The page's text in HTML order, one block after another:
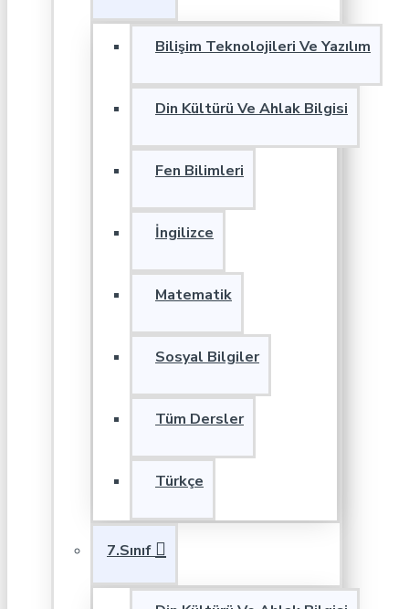
Bilişim Teknolojileri Ve Yazılım
Din Kültürü Ve Ahlak Bilgisi
Fen Bilimleri
İngilizce
Matematik
Sosyal Bilgiler
Tüm Dersler
Türkçe
7.Sınıf